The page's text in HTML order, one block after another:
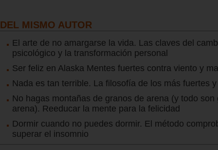
DEL MISMO AUTOR
El arte de no amargarse la vida. Las claves del
psicológico y la transformación personal
Ser feliz en Alaska Mentes fuertes contra viento y
Nada es tan terrible. La filosofía de los más fuertes
No hagas montañas de granos de arena (y todo son
arena). Reeducar la mente para la felicidad
Dormir cuando no puedes dormir. El método
superar el insomnio